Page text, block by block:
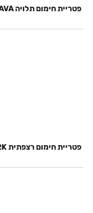
פטריית חימום תלויה LAVA
פטריית חימום רצפתית TORCH 2K